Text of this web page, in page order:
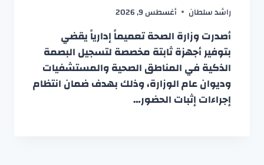
راشد سلطان أغسطس 9, 2026
أصدرت وزارة الصحة تعميماً إدارياً يقضي
بتوفير أجهزة ثابتة مخصصة لتسجيل البصمة
الذكية في المناطق الصحية والمستشفيات
وديوان عام الوزارة، وذلك بهدف ضمان انتظام
إجراءات إثبات الحضور…